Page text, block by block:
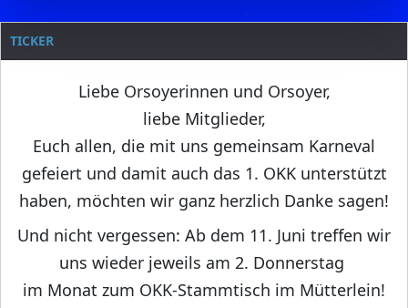
TICKER
Liebe Orsoyerinnen und Orsoyer,
liebe Mitglieder,
Euch allen, die mit uns gemeinsam Karneval
gefeiert und damit auch das 1. OKK unterstützt
haben, möchten wir ganz herzlich Danke sagen!
Und nicht vergessen: Ab dem 11. Juni treffen wir
uns wieder jeweils am 2. Donnerstag
im Monat zum OKK-Stammtisch im Mütterlein!